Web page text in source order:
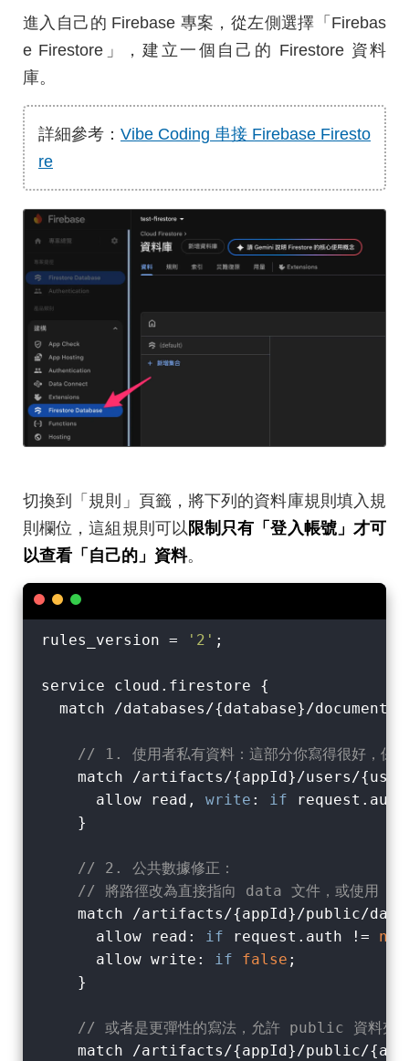
進入自己的 Firebase 專案，從左側選擇「Firebas
e Firestore」，建立一個自己的 Firestore 資料
庫。
詳細參考： Vibe Coding 串接 Firebase Firesto
re
切換到「規則」頁籤，將下列的資料庫規則填入規
則欄位，這組規則可以 限制只有「登入帳號」才可
以查看「自己的」資料。
rules_version = '2' ;
service cloud.firestore {
match /databases/{database}/documents
// 1. 使用者私有資料：這部分你寫得很好，保
match /artifacts/{appId}/users/
      allow read,
write : if
    }
// 2. 公共數據修正：
// 將路徑改為直接指向 data 文件，或使用
match /artifacts/{appId}/public/
      allow read:
if request.auth !=
      allow write:
if false ;
    }
// 或者是更彈性的寫法，允許 public 資料夾下
match /artifacts/{appId}/public/